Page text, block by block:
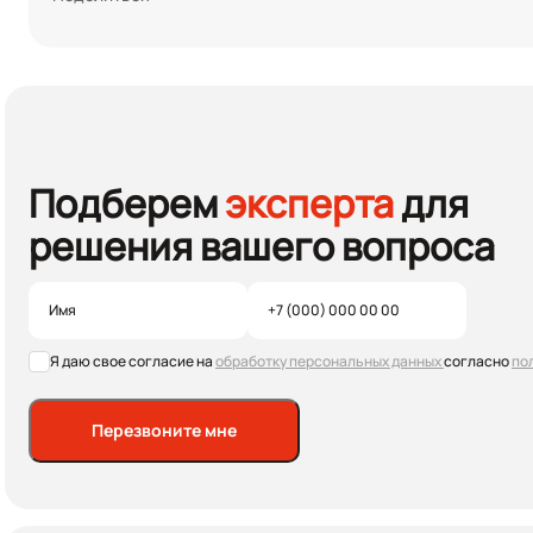
Подберемэкспертадля
решения вашего вопроса
Я даю свое согласие наобработку персональных данныхсогласно
Перезвоните мне